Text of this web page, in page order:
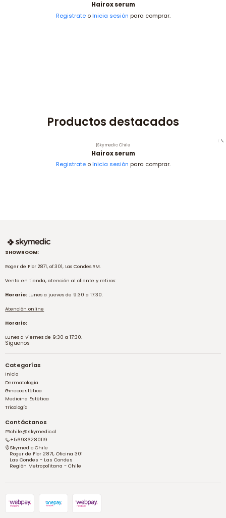
Hairox serum
Registrateo Inicia sesión para comprar.
Productos destacados
|Skymedic Chile
Hairox serum
Registrateo Inicia sesión para comprar.
SHOWROOM:
Roger de Flor 2871, of.301, Las Condes.RM.
Venta en tienda, atención al cliente y retiros:
Horario: Lunes a jueves de 9:30 a 17:30.
Atención online
Horario:
Lunes a Viernes de 9:30 a 17:30.
Síguenos
Categorías
Inicio
Dermatología
Ginecoestética
Medicina Estética
Tricología
Contáctanos
chile@skymedic.cl
+56936280119
Skymedic Chile
Roger de Flor 2871, Oficina 301
Las Condes - Las Condes
Región Metropolitana - Chile